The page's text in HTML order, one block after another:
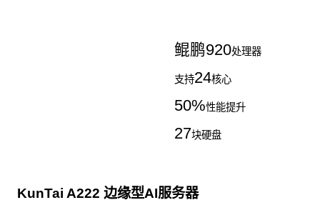
鲲鹏920处理器
支持24核心
50%性能提升
27块硬盘
KunTai A222 边缘型AI服务器